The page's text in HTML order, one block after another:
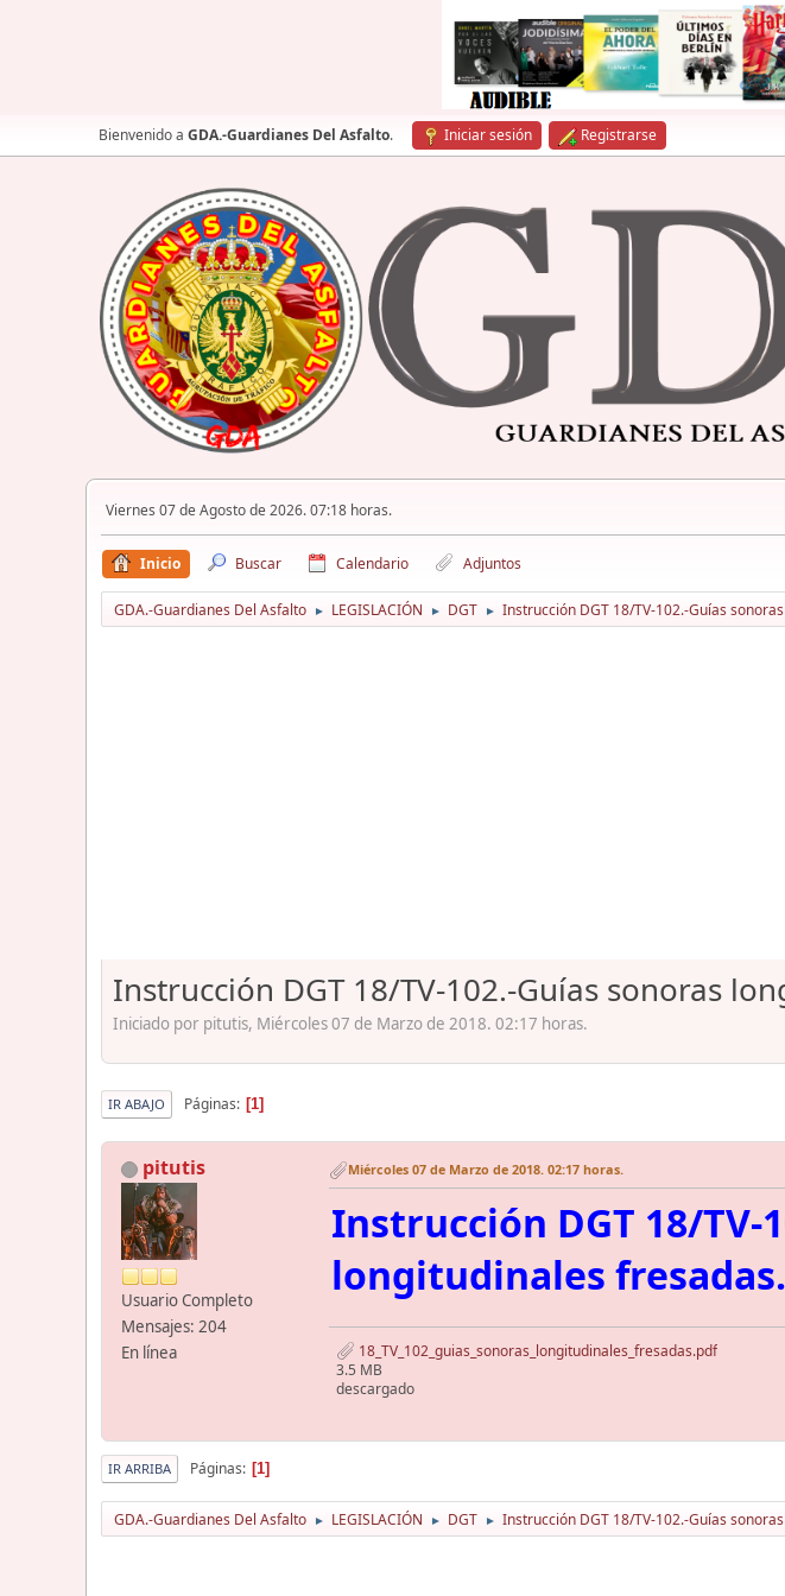
Bienvenido a GDA.-Guardianes Del Asfalto. Iniciar sesión Registrarse
Viernes 07 de Agosto de 2026. 07:18 horas.
Inicio Buscar Calendario Adjuntos
GDA.-Guardianes Del Asfalto ► LEGISLACIÓN ► DGT ► Instrucción DGT 18/TV-102.-Guías
Instrucción DGT 18/TV-102.-Guías sonoras
Iniciado por pitutis, Miércoles 07 de Marzo de 2018. 02:17 horas.
IR ABAJO Páginas 1
pitutis
Usuario Completo
Mensajes: 204
En línea
Miércoles 07 de Marzo de 2018. 02:17 horas.
Instrucción DGT 18/TV-
longitudinales fresadas.
18_TV_102_guias_sonoras_longitudinales_fresadas.pdf
3.5 MB
descargado
IR ARRIBA Páginas 1
GDA.-Guardianes Del Asfalto ► LEGISLACIÓN ► DGT ► Instrucción DGT 18/TV-102.-Guías